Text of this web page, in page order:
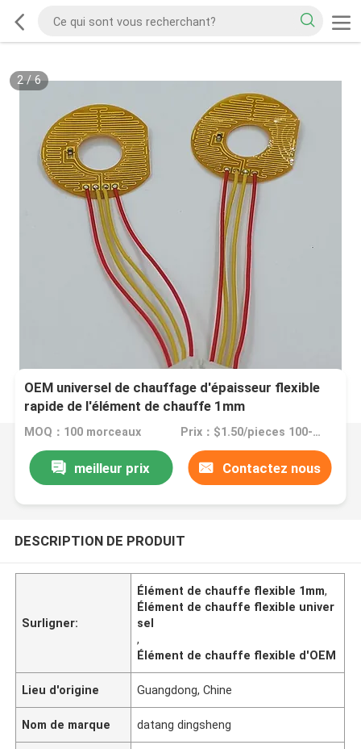
2/6
OEM universel de chauffage d'épaisseur flexible
rapide de l'élément de chauffe 1mm
MOQ：100 morceaux Prix：$1.50/pieces 100-199 pieces
meilleur prix Contactez nous
DESCRIPTION DE PRODUIT
Surligner:
Élément de chauffe flexible 1mm,
Élément de chauffe flexible univer
sel
,
Élément de chauffe flexible d'OEM
Lieu d'origine Guangdong, Chine
Nom de marque datang dingsheng